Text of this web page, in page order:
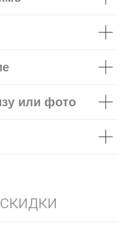
или фото